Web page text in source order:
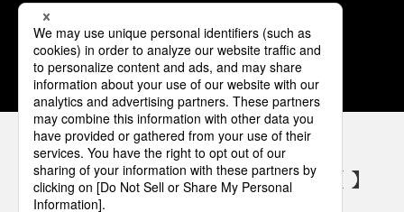
1 2 3 4 5
パナソニックの電気設備 SNSアカウント